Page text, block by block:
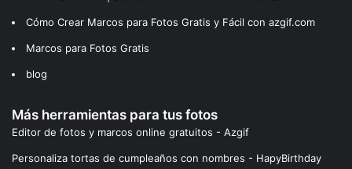
Cómo Crear Marcos para Fotos Gratis y Fácil con azgif.com
Marcos para Fotos Gratis
blog
Más herramientas para tus fotos
Editor de fotos y marcos online gratuitos - Azgif
Personaliza tortas de cumpleaños con nombres - HapyBirthday